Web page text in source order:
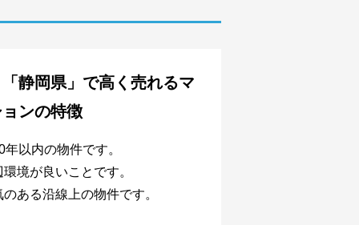
「静岡県」で高く売れるマ
ンの特徴
年以内の物件です。
環境が良いことです。
のある沿線上の物件です。